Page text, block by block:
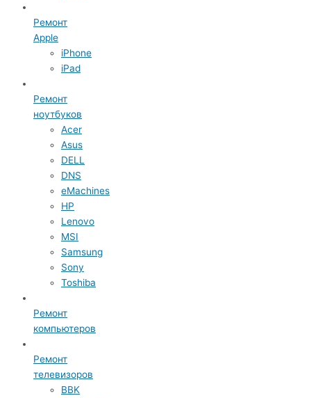
Ремонт
Apple
iPhone
iPad
Ремонт
ноутбуков
Acer
Asus
DELL
DNS
eMachines
HP
Lenovo
MSI
Samsung
Sony
Toshiba
Ремонт
компьютеров
Ремонт
телевизоров
BBK